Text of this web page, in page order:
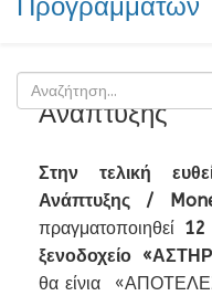
Η
Ανάπτυξης
Στην τελική
Ανάπτυξης /
πραγματοποιηθεί 12
ξενοδοχείο
θα είνια